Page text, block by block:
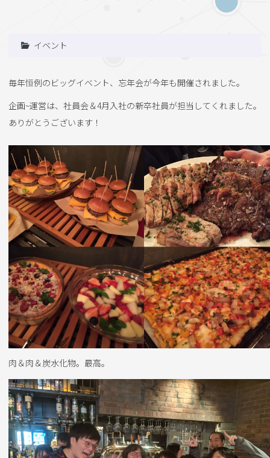
イベント
毎年恒例のビッグイベント、忘年会が今年も開催されました。
企画~運営は、社員会＆4月入社の新卒社員が担当してくれました。
ありがとうございます！
肉＆肉＆炭水化物。最高。